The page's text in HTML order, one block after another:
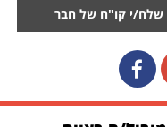
שלח/י קו"ח של חבר